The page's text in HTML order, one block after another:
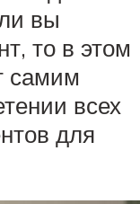
вы
то в этом
самим
всех
для